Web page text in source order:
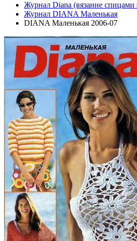
Журнал Diana (вязание
Журнал DIANA Маленькая
DIANA Маленькая 2006-07